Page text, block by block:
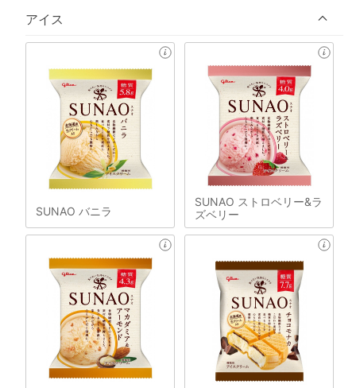
アイス
SUNAO バニラ
SUNAO ストロベリー&ラ
ズベリー